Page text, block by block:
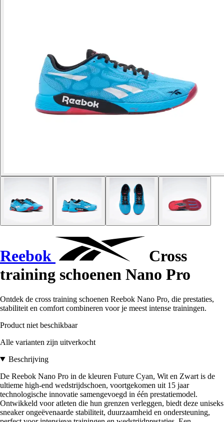
Reebok
Cross
training schoenen Nano Pro
Ontdek de cross training schoenen Reebok Nano Pro, die prestaties,
stabiliteit en comfort combineren voor je meest intense trainingen.
Product niet beschikbaar
Alle varianten zijn uitverkocht
Beschrijving
De Reebok Nano Pro in de kleuren Future Cyan, Wit en Zwart is de
ultieme high-end wedstrijdschoen, voortgekomen uit 15 jaar
technologische innovatie samengevoegd in één prestatiemodel.
Ontwikkeld voor atleten die hun grenzen verleggen, biedt deze uniseks
sneaker ongeëvenaarde stabiliteit, duurzaamheid en ondersteuning,